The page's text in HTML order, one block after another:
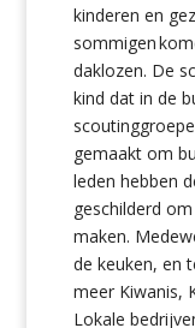
kinderen en
sommigen
daklozen. De
kind dat in de
gemaakt om
leden hebben
geschilderd
maken.
de keuken, en
meer Kiwanis,
Lokale